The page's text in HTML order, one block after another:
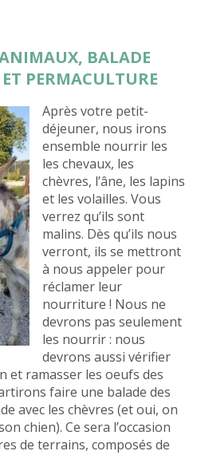
BALADE
ET PERMACULTURE
Après votre petit-
déjeuner, nous irons
ensemble nourrir les
les chevaux, les
chèvres, l’âne, les lapins
et les volailles. Vous
verrez qu’ils sont
malins. Dès qu’ils nous
verront, ils se mettront
à nous appeler pour
réclamer leur
nourriture ! Nous ne
devrons pas seulement
les nourrir : nous
devrons aussi vérifier
et ramasser les oeufs des
faire une balade des
avec les chèvres (et oui, on
chien). Ce sera l’occasion
de terrains, composés de